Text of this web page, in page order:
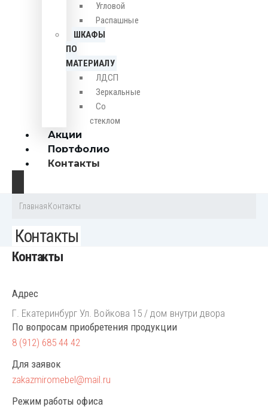
Угловой
Распашные
ШКАФЫ
ПО
МАТЕРИАЛУ
ЛДСП
Зеркальные
Со
стеклом
Акции
Портфолио
Контакты
ГлавнаяКонтакты
Контакты
Контакты
Адрес
Г. Екатеринбург Ул. Войкова 15 / дом внутри двора
По вопросам приобретения продукции
8 (912) 685 44 42
Для заявок
zakazmiromebel@mail.ru
Режим работы офиса